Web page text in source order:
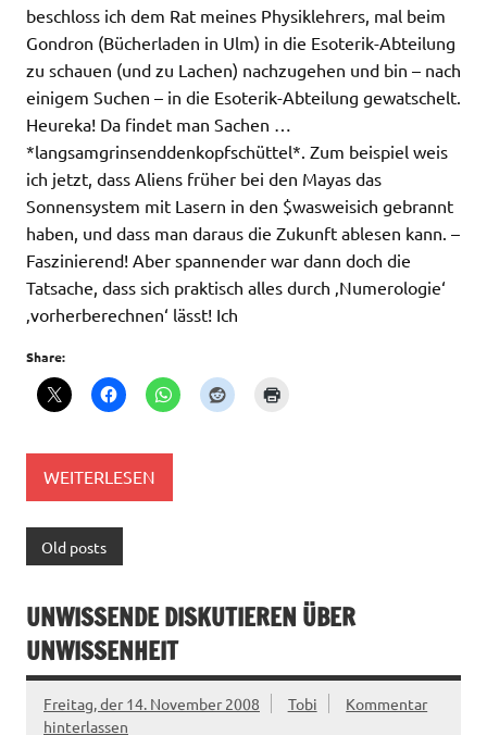
beschloss ich dem Rat meines Physiklehrers, mal beim
Gondron (Bücherladen in Ulm) in die Esoterik-Abteilung
zu schauen (und zu Lachen) nachzugehen und bin – nach
einigem Suchen – in die Esoterik-Abteilung gewatschelt.
Heureka! Da findet man Sachen …
*langsamgrinsenddenkopfschüttel*. Zum beispiel weis
ich jetzt, dass Aliens früher bei den Mayas das
Sonnensystem mit Lasern in den $wasweisich gebrannt
haben, und dass man daraus die Zukunft ablesen kann. –
Faszinierend! Aber spannender war dann doch die
Tatsache, dass sich praktisch alles durch ‚Numerologie‘
‚vorherberechnen‘ lässt! Ich
Share:
WEITERLESEN
Old posts
UNWISSENDE DISKUTIEREN ÜBER
UNWISSENHEIT
Freitag, der 14. November 2008 Tobi
Kommentar
hinterlassen